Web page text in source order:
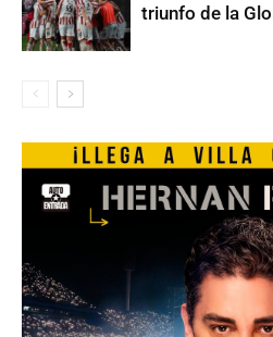
triunfo de la